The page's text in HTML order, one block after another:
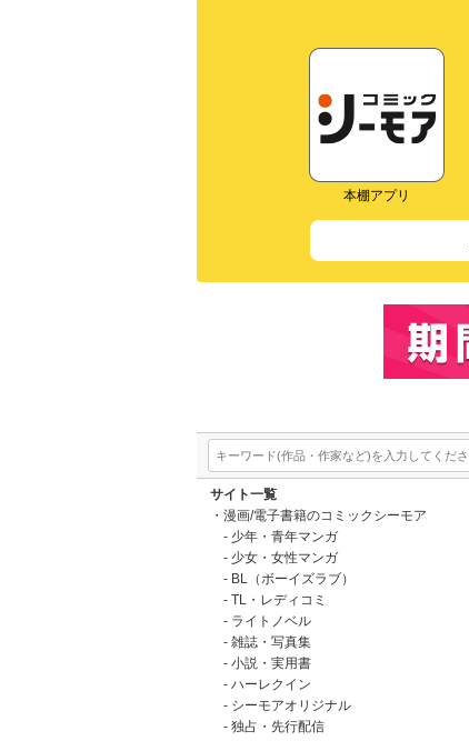
本棚アプリ
サイト一覧
漫画/電子書籍のコミックシーモア
少年・青年マンガ
少女・女性マンガ
BL（ボーイズラブ）
TL・レディコミ
ライトノベル
雑誌・写真集
小説・実用書
ハーレクイン
シーモアオリジナル
独占・先行配信